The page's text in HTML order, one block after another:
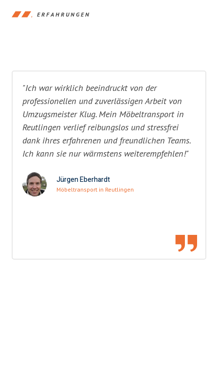
ERFAHRUNGEN
"Ich war wirklich beeindruckt von der
professionellen und zuverlässigen Arbeit von
Umzugsmeister Klug. Mein Möbeltransport in
Reutlingen verlief reibungslos und stressfrei
dank ihres erfahrenen und freundlichen Teams.
Ich kann sie nur wärmstens weiterempfehlen!"
Jürgen Eberhardt
Möbeltransport in Reutlingen